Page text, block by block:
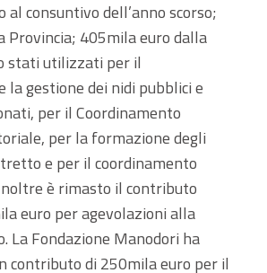
consuntivo dell’anno scorso;
Provincia; 405mila euro dalla
stati utilizzati per il
la gestione dei nidi pubblici e
per il Coordinamento
per la formazione degli
e per il coordinamento
è rimasto il contributo
euro per agevolazioni alla
La Fondazione Manodori ha
contributo di 250mila euro per il